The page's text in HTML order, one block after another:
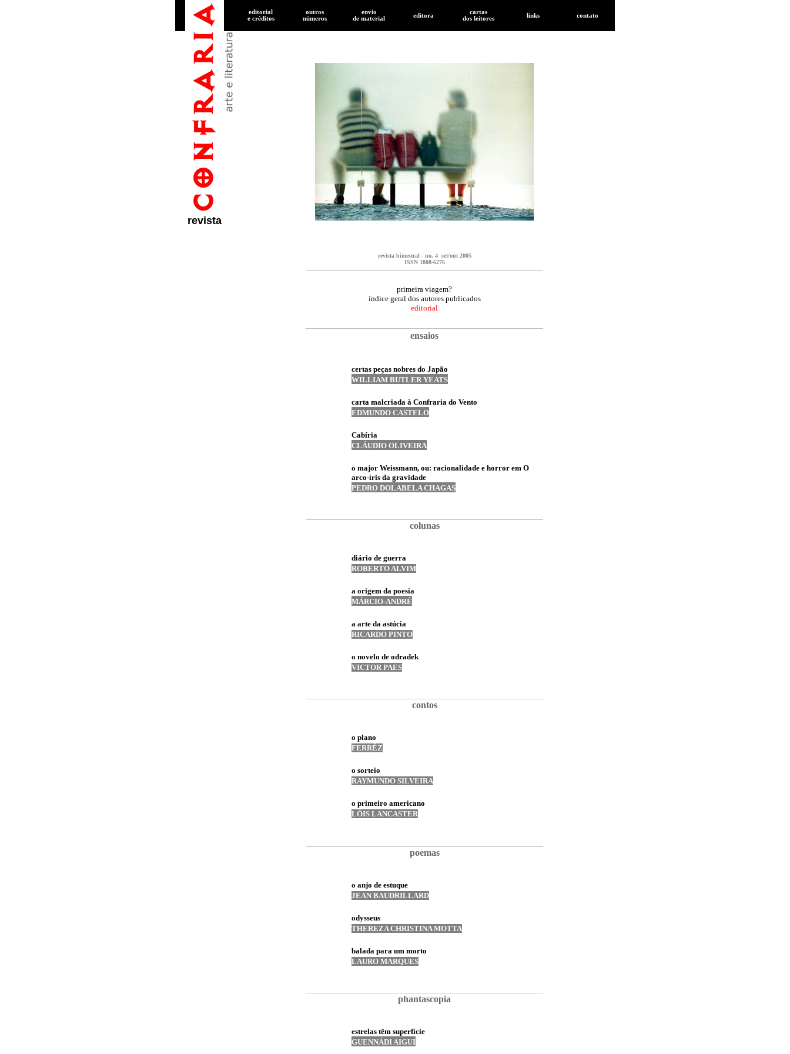
revista
editorial
e créditos
outros
números
envio
de material editora
cartas
dos leitores
links contato
revista bimestral - no. 4 set/out 2005
ISSN 1808-6276
primeira viagem?
índice geral dos autores publicados
editorial
ensaios
certas peças nobres do Japão
WILLIAM BUTLER YEATS
carta malcriada à Confraria do Vento
EDMUNDO CASTELO
Cabíria
CLÁUDIO OLIVEIRA
o major Weissmann, ou: racionalidade e horror em O
arco-íris da gravidade
PEDRO DOLABELA CHAGAS
colunas
diário de guerra
ROBERTO ALVIM
a origem da poesia
MÁRCIO-ANDRÉ
a arte da astúcia
RICARDO PINTO
o novelo de odradek
VICTOR PAES
contos
o plano
FERRÉZ
o sorteio
RAYMUNDO SILVEIRA
o primeiro americano
LÖIS LANCASTER
poemas
o anjo de estuque
JEAN BAUDRILLARD
odysseus
THEREZA CHRISTINA MOTTA
balada para um morto
LAURO MARQUES
phantascopia
estrelas têm superfície
GUENNÁDI AIGUI